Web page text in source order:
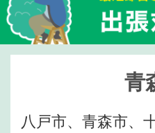
青
八戸市、青森市、